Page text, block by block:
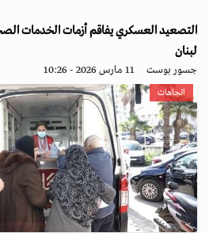
التصعيد العسكري يفاقم أزمات الخدمات
لبنان
جسور بوست 11 مارس 2026 - 10:26
اتجاهات